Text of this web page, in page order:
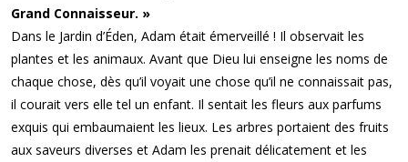
Grand Connaisseur. »
Dans le Jardin d’Éden, Adam était émerveillé ! Il observait les
plantes et les animaux. Avant que Dieu lui enseigne les noms de
chaque chose, dès qu’il voyait une chose qu’il ne connaissait pas,
il courait vers elle tel un enfant. Il sentait les fleurs aux parfums
exquis qui embaumaient les lieux. Les arbres portaient des fruits
aux saveurs diverses et Adam les prenait délicatement et les